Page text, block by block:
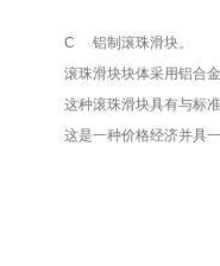
C 铝制滚珠滑块。
滚珠滑块块体采用铝合
这种滚珠滑块具有与标
这是一种价格经济并具